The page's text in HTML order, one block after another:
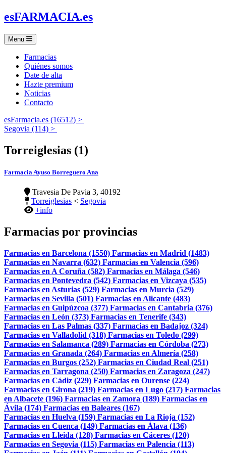
esFARMACIA.es
Menu
Farmacias
Quiénes somos
Date de alta
Hazte premium
Noticias
Contacto
esFarmacia.es (16512) >
Segovia (114) >
Torreiglesias (1)
Farmacia Ayuso Borreguero Ana
Travesia De Pavia 3, 40192
Torreiglesias < Segovia
+info
Farmacias por provincias
Farmacias en Barcelona (1550) Farmacias en Madrid (1483)
Farmacias en Navarra (632) Farmacias en Valencia (596)
Farmacias en A Coruña (582) Farmacias en Málaga (546)
Farmacias en Pontevedra (542) Farmacias en Vizcaya (535)
Farmacias en Asturias (529) Farmacias en Murcia (529)
Farmacias en Sevilla (501) Farmacias en Alicante (483)
Farmacias en Guipúzcoa (377) Farmacias en Cantabria (376)
Farmacias en León (373) Farmacias en Tenerife (343)
Farmacias en Las Palmas (337) Farmacias en Badajoz (324)
Farmacias en Valladolid (318) Farmacias en Toledo (299)
Farmacias en Salamanca (289) Farmacias en Córdoba (273)
Farmacias en Granada (264) Farmacias en Almería (258)
Farmacias en Burgos (252) Farmacias en Ciudad Real (251)
Farmacias en Tarragona (250) Farmacias en Zaragoza (247)
Farmacias en Cádiz (229) Farmacias en Ourense (224)
Farmacias en Girona (219) Farmacias en Lugo (217) Farmacias
en Albacete (196) Farmacias en Zamora (189) Farmacias en
Ávila (174) Farmacias en Baleares (167)
Farmacias en Huelva (159) Farmacias en La Rioja (152)
Farmacias en Cuenca (149) Farmacias en Álava (136)
Farmacias en Lleida (128) Farmacias en Cáceres (120)
Farmacias en Segovia (115) Farmacias en Palencia (113)